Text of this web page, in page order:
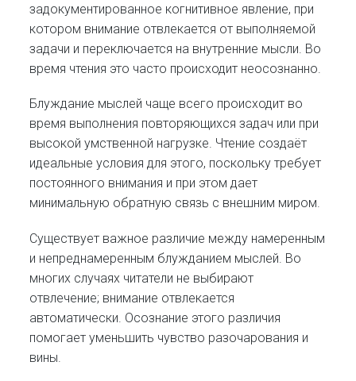
задокументированное когнитивное явление, при
котором внимание отвлекается от выполняемой
задачи и переключается на внутренние мысли. Во
время чтения это часто происходит неосознанно.
Блуждание мыслей чаще всего происходит во
время выполнения повторяющихся задач или при
высокой умственной нагрузке. Чтение создаёт
идеальные условия для этого, поскольку требует
постоянного внимания и при этом дает
минимальную обратную связь с внешним миром.
Существует важное различие между намеренным
и непреднамеренным блужданием мыслей. Во
многих случаях читатели не выбирают
отвлечение; внимание отвлекается
автоматически. Осознание этого различия
помогает уменьшить чувство разочарования и
вины.